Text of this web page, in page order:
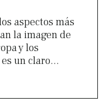
aspectos más
la imagen de
y los
un claro...